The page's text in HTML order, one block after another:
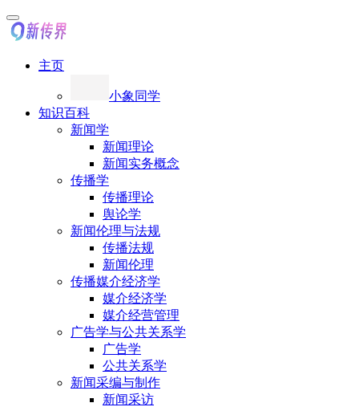
主页
小象同学
知识百科
新闻学
新闻理论
新闻实务概念
传播学
传播理论
舆论学
新闻伦理与法规
传播法规
新闻伦理
传播媒介经济学
媒介经济学
媒介经营管理
广告学与公共关系学
广告学
公共关系学
新闻采编与制作
新闻采访